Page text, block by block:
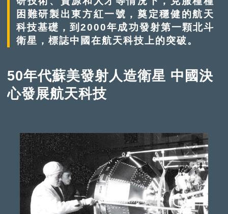
困難研製出東方紅一號，奠定穩健的航天
科技基礎，到2000年成功發射第一顆北斗
衛星，標誌中國在航天科技上的突破。
50年代蘇美發射人造衛星 中國決
心發展航天科技